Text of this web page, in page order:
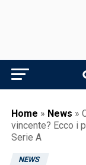
Home » News »
vincente? Ecco i
Serie A
NEWS